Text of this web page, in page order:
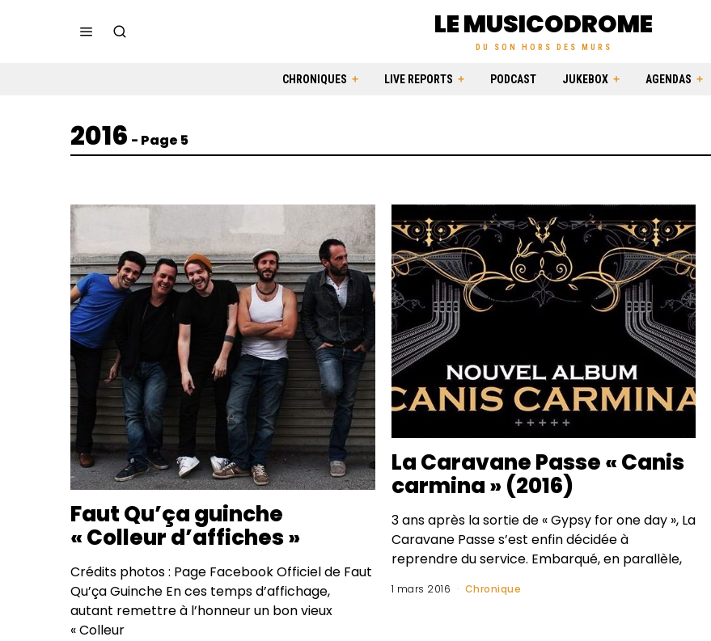
LE MUSICODROME
DU SON HORS DES MURS
CHRONIQUES LIVE REPORTS PODCAST JUKEBOX AGENDAS
2016 - Page 5
Faut Qu’ça guinche
« Colleur d’affiches »
Crédits photos : Page Facebook Officiel de Faut
Qu’ça Guinche En ces temps d’affichage,
autant remettre à l’honneur un bon vieux
« Colleur
La Caravane Passe « Canis
carmina » (2016)
3 ans après la sortie de « Gypsy for one day », La
Caravane Passe s’est enfin décidée à
reprendre du service. Embarqué, en parallèle,
1 mars 2016 Chronique